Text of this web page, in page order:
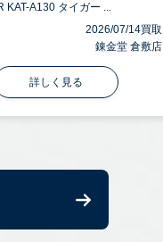
KAT-A130 タイガー ...
2026/07/14買取
錬金堂 倉敷店
詳しく見る